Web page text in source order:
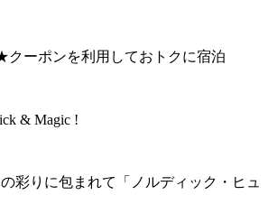
クーポンを利用しておトクに宿泊
& Magic !
彩りに包まれて「ノルディック・ヒュ